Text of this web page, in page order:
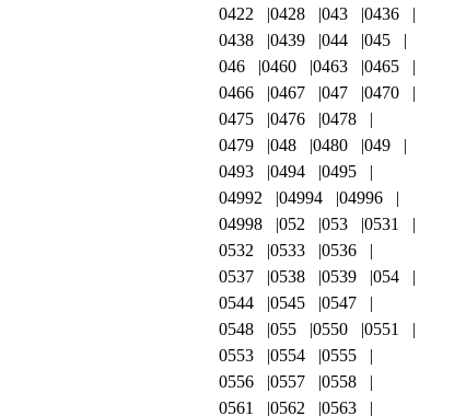
0422
0428 043
0436
0438
0439 044
045
046
0460 0463
0465
0466
0467 047
0470
0475
0476
0478
0479
048 0480
049
0493
0494
0495
04992
04994
04996
04998
052 053
0531
0532
0533
0536
0537
0538 0539
054
0544
0545
0547
0548
055 0550
0551
0553
0554
0555
0556
0557
0558
0561
0562
0563